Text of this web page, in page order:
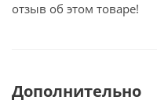
отзыв об этом товаре!
Дополнительно